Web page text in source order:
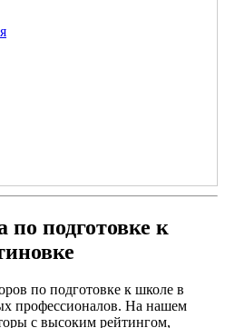
по подготовке к
по подготовке к школе в
профессионалов. На нашем
с высоким рейтингом,